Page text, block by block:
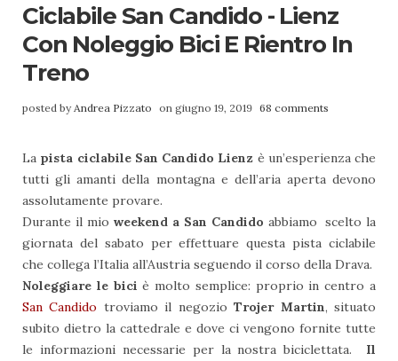
Ciclabile San Candido - Lienz
Con Noleggio Bici E Rientro In
Treno
posted by Andrea Pizzato on giugno 19, 2019 68 comments
La pista ciclabile San Candido Lienz è un’esperienza che
tutti gli amanti della montagna e dell’aria aperta devono
assolutamente provare.
Durante il mio weekend a San Candido abbiamo scelto la
giornata del sabato per effettuare questa pista ciclabile
che collega l’Italia all’Austria seguendo il corso della Drava.
Noleggiare le biciè molto semplice: proprio in centro a
San Candido troviamo il negozio Trojer Martin, situato
subito dietro la cattedrale e dove ci vengono fornite tutte
le informazioni necessarie per la nostra biciclettata. Il